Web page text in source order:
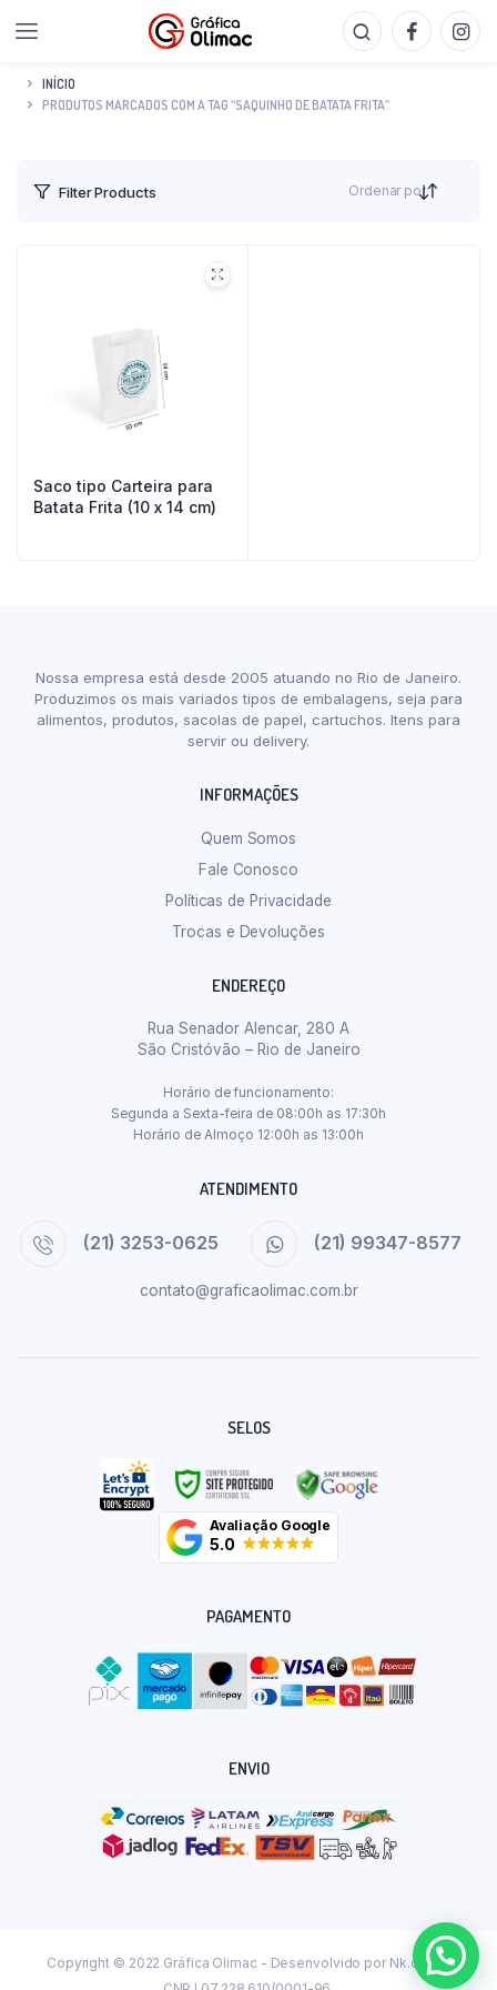
INÍCIO
PRODUTOS MARCADOS COM A TAG “SAQUINHO DE BATATA FRITA”
Filter Products Ordenar por
Saco tipo Carteira para
Batata Frita (10 x 14 cm)
Nossa empresa está desde 2005 atuando no Rio de Janeiro.
Produzimos os mais variados tipos de embalagens, seja para
alimentos, produtos, sacolas de papel, cartuchos. Itens para
servir ou delivery.
INFORMAÇÕES
Quem Somos
Fale Conosco
Políticas de Privacidade
Trocas e Devoluções
ENDEREÇO
Rua Senador Alencar, 280 A
São Cristóvão – Rio de Janeiro
Horário de funcionamento:
Segunda a Sexta-feira de 08:00h as 17:30h
Horário de Almoço 12:00h as 13:00h
ATENDIMENTO
(21) 3253-0625 (21) 99347-8577
contato@graficaolimac.com.br
SELOS
Avaliação Google
5.0
PAGAMENTO
ENVIO
Copyright © 2022 Gráfica Olimac - Desenvolvido por Nk.dev.br